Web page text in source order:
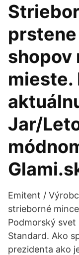
shopov
mieste.
Jar/
Emitent /
strieborné
Podmorský
Standard. Ako
prezidenta ako